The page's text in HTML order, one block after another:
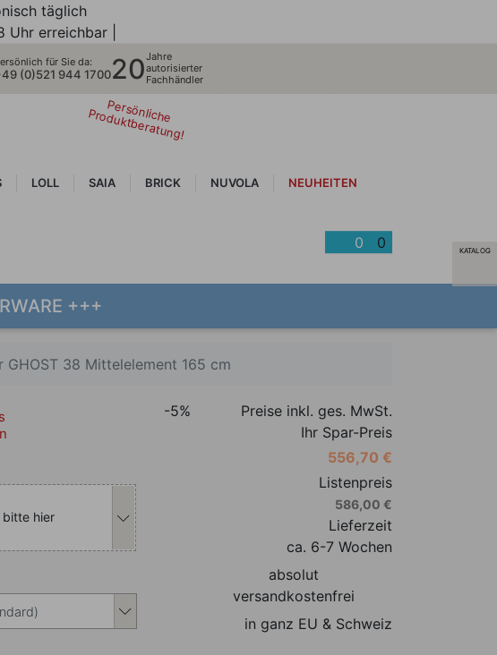
täglich
Uhr erreichbar |
für Sie da:
(0)521 944 1700
Persönliche
Produktberatung!
20Jahre
autorisierter
Fachhändler
LOLL SAIA BRICK NUVOLA NEUHEITEN
0 0
+++
GHOST 38 Mittelelement 165 cm
Sie das Produkt individuell anpassen
bitte hier
Sie das Produkt individuell anpassen
-5%
Preise inkl. ges. MwSt.
Ihr Spar-Preis
556,70 €
Listenpreis
586,00 €
Lieferzeit
ca. 6-7 Wochen
absolut
versandkostenfrei
in ganz EU & Schweiz
KATALOG